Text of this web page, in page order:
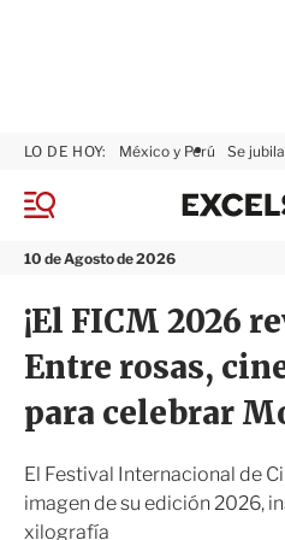
M
n
10 de Agosto de 2026
LO DE HOY: México y Perú Se
¡El FICM 2026
Entre rosas,
para celebrar
El Festival Internacional de
imagen de su edición 2026,
xilografía